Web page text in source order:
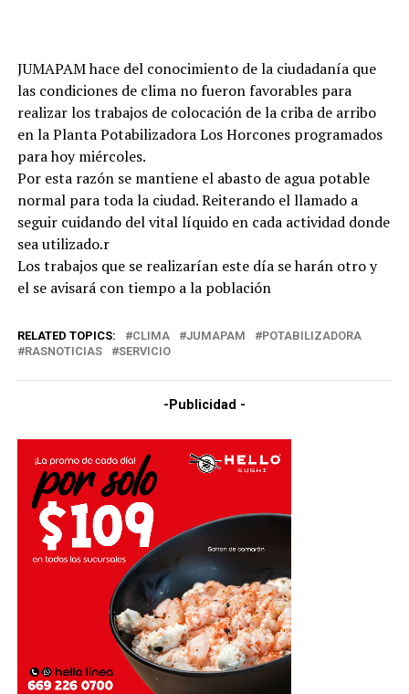
JUMAPAM hace del conocimiento de la ciudadanía que
las condiciones de clima no fueron favorables para
realizar los trabajos de colocación de la criba de arribo
en la Planta Potabilizadora Los Horcones programados
para hoy miércoles.
Por esta razón se mantiene el abasto de agua potable
normal para toda la ciudad. Reiterando el llamado a
seguir cuidando del vital líquido en cada actividad donde
sea utilizado.r
Los trabajos que se realizarían este día se harán otro y
el se avisará con tiempo a la población
RELATED TOPICS: CLIMA JUMAPAM
POTABILIZADORA
RASNOTICIAS
SERVICIO
-Publicidad -